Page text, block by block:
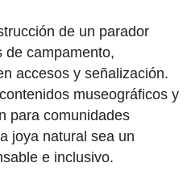
de un parador
de campamento,
accesos y señalización.
museográficos y
para comunidades
joya natural sea un
e inclusivo.